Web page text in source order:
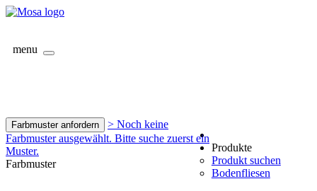
menu
Farbmuster anfordern
> Noch keine
Farbmuster ausgewählt. Bitte suche zuerst ein
Muster.
Farbmuster
Produkte
Produkt suchen
Bodenfliesen